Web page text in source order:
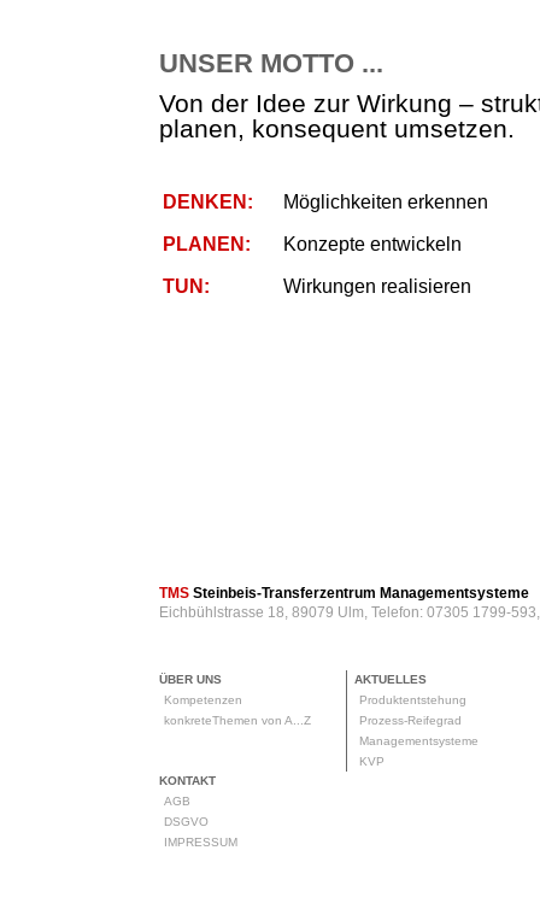
UNSER MOTTO ...
Von der Idee zur Wirkung –
planen, konsequent umsetzen.
DENKEN: Möglichkeiten erkennen
PLANEN: Konzepte entwickeln
TUN: Wirkungen realisieren
TMS Steinbeis-Transferzentrum Managementsysteme
Eichbühlstrasse 18, 89079 Ulm, Telefon: 07305 1799-
ÜBER UNS
Kompetenzen
konkreteThemen von A...Z
AKTUELLES
Produktentstehung
Prozess-Reifegrad
Managementsysteme
KVP
KONTAKT
AGB
DSGVO
IMPRESSUM